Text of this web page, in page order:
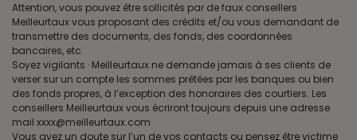
Attention, vous pouvez être sollicités par de faux conseillers
Meilleurtaux vous proposant des crédits et/ou vous demandant de
transmettre des documents, des fonds, des coordonnées
bancaires, etc.
Soyez vigilants · Meilleurtaux ne demande jamais à ses clients de
verser sur un compte les sommes prêtées par les banques ou bien
des fonds propres, à l’exception des honoraires des courtiers. Les
conseillers Meilleurtaux vous écriront toujours depuis une adresse
mail xxxx@meilleurtaux.com
Vous avez un doute sur l’un de vos contacts ou pensez être victime